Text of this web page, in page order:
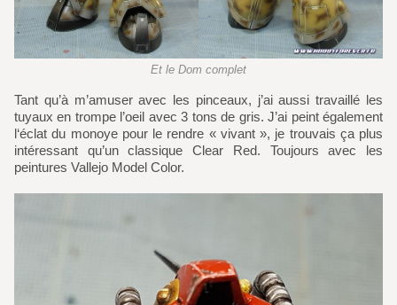
Et le Dom complet
Tant qu’à m’amuser avec les pinceaux, j’ai aussi travaillé les
tuyaux en trompe l’oeil avec 3 tons de gris. J’ai peint également
l‘éclat du monoye pour le rendre « vivant », je trouvais ça plus
intéressant qu’un classique Clear Red. Toujours avec les
peintures Vallejo Model Color.